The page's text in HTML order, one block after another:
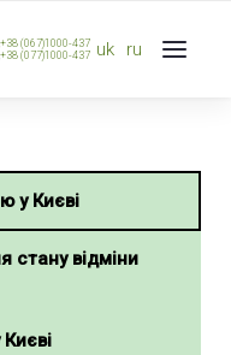
+38 (067)1000-437
+38 (077)1000-437 uk ru
у Києві
стану відміни